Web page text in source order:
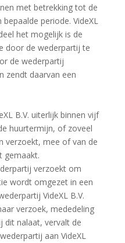
met betrekking tot de
periode. VideXL
het mogelijk is de
door de wederpartij te
de wederpartij
zendt daarvan een
B.V. uiterlijk binnen vijf
huurtermijn, of zoveel
verzoekt, mee of van de
gemaakt.
verzoekt om
wordt omgezet in een
VideXL B.V.
verzoek, mededeling
dit nalaat, vervalt de
aan VideXL